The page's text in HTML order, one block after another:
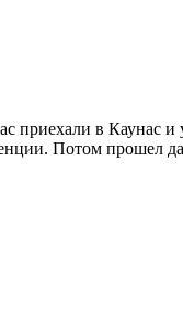
приехали в Каунас и
Потом